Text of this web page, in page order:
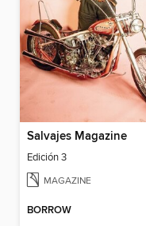
Salvajes Magazine
Edición 3
MAGAZINE
BORROW